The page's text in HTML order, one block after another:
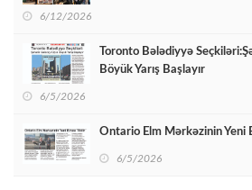
6/12/2026
Toronto Bələdiyyə
Böyük Yarış Başlayır
6/5/2026
Ontario Elm Mərkəzinin Yeni
6/5/2026